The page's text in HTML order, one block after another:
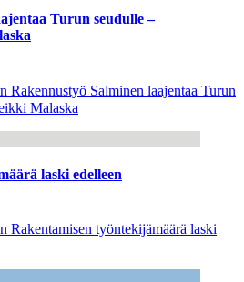
Turun seudulle –
Rakennustyö Salminen laajentaa Turun
Malaska
laski edelleen
Rakentamisen työntekijämäärä laski